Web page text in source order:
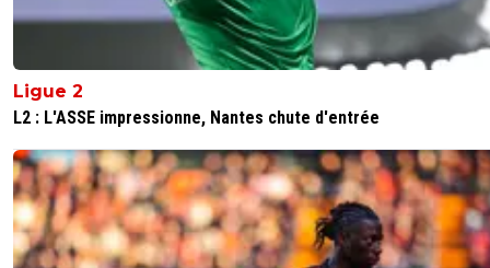
Ligue 2
L2 : L'ASSE impressionne, Nantes chute d'entrée